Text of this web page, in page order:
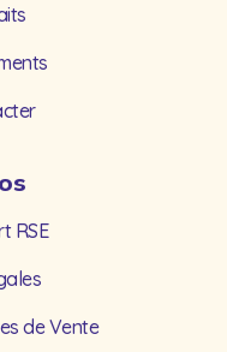
RSE
de Vente